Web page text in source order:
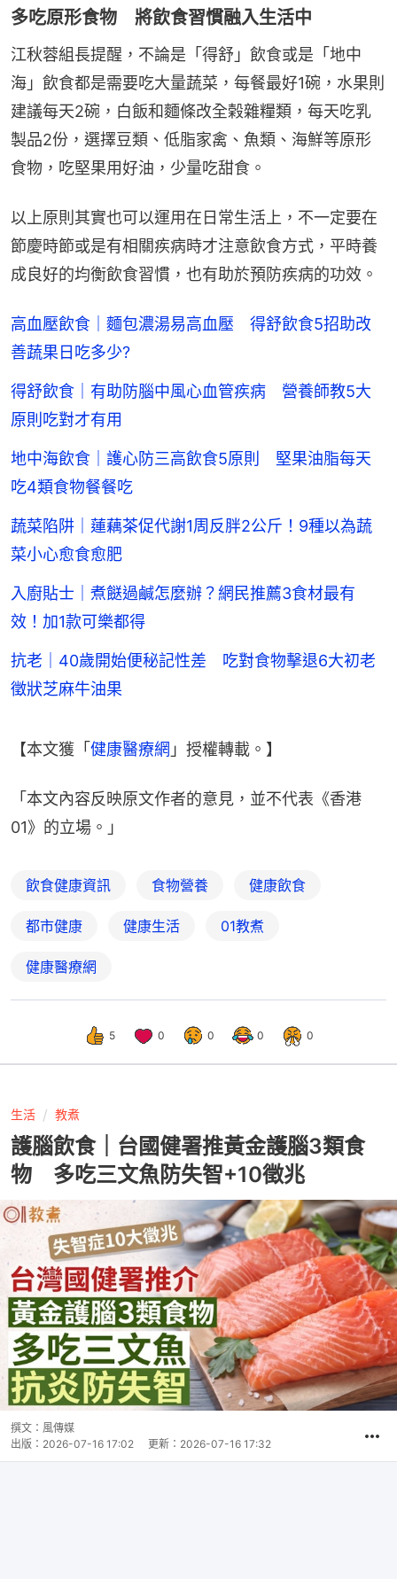
多吃原形食物 將飲食習慣融入生活中
江秋蓉組長提醒，不論是「得舒」飲食或是「地中
海」飲食都是需要吃大量蔬菜，每餐最好1碗，水果則
建議每天2碗，白飯和麵條改全榖雜糧類，每天吃乳
製品2份，選擇豆類、低脂家禽、魚類、海鮮等原形
食物，吃堅果用好油，少量吃甜食。
以上原則其實也可以運用在日常生活上，不一定要在
節慶時節或是有相關疾病時才注意飲食方式，平時養
成良好的均衡飲食習慣，也有助於預防疾病的功效。
高血壓飲食｜麵包濃湯易高血壓 得舒飲食5招助改
善蔬果日吃多少?
得舒飲食｜有助防腦中風心血管疾病 營養師教5大
原則吃對才有用
地中海飲食｜護心防三高飲食5原則 堅果油脂每天
吃4類食物餐餐吃
蔬菜陷阱｜蓮藕茶促代謝1周反胖2公斤！9種以為蔬
菜小心愈食愈肥
入廚貼士｜煮餸過鹹怎麼辦？網民推薦3食材最有
效！加1款可樂都得
抗老｜40歲開始便秘記性差 吃對食物擊退6大初老
徵狀芝麻牛油果
【本文獲「健康醫療網 」授權轉載。】
「本文內容反映原文作者的意見，並不代表《香港
01》的立場。」
飲食健康資訊 食物營養 健康飲食
都市健康 健康生活 01教煮
健康醫療網
5 0 0 0 0
生活 教煮
護腦飲食｜台國健署推黃金護腦3類食
物 多吃三文魚防失智+10徵兆
撰文： 風傳媒
出版： 2026-07-16 17:02 更新： 2026-07-16 17:32